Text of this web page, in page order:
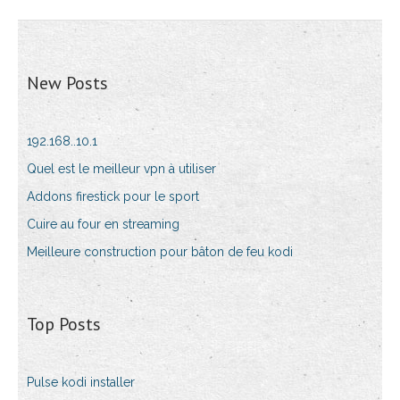
New Posts
192.168..10.1
Quel est le meilleur vpn à utiliser
Addons firestick pour le sport
Cuire au four en streaming
Meilleure construction pour bâton de feu kodi
Top Posts
Pulse kodi installer